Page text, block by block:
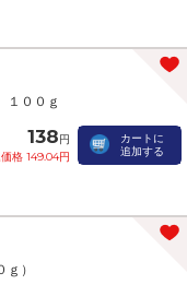
００ｇ
138円
格 149.04円
カートに
追加する
）